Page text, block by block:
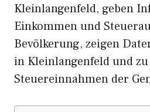
Kleinlangenfeld, geben
Einkommen und
Bevölkerung, zeigen
in Kleinlangenfeld und
Steuereinnahmen der